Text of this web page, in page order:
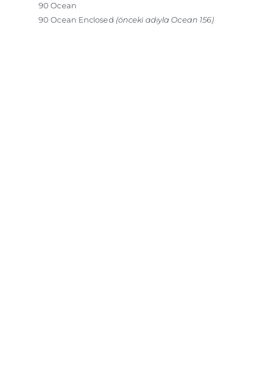
90 Ocean
90 Ocean Enclosed (önceki adıyla Ocean 156)